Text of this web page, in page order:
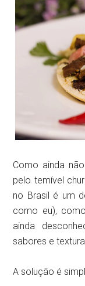
Como ainda
pelo temível
no Brasil é um
como eu),
ainda
sabores e
A solução é